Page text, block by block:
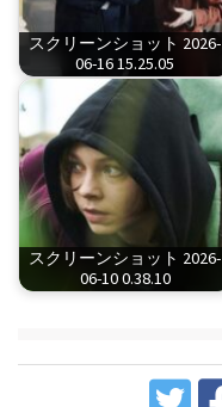
スクリーンショット 2026-
06-16 15.25.05
スクリーンショット 2026-
06-10 0.38.10